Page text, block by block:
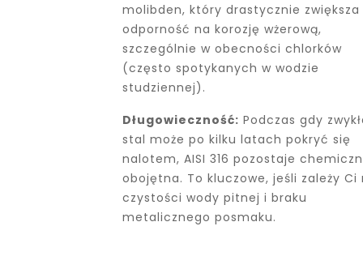
molibden, który drastycznie zwiększa
odporność na korozję wżerową,
szczególnie w obecności chlorków
(często spotykanych w wodzie
studziennej).
Długowieczność: Podczas gdy
stal może po kilku latach pokryć się
nalotem, AISI 316 pozostaje
obojętna. To kluczowe, jeśli zależy Ci
czystości wody pitnej i braku
metalicznego posmaku.